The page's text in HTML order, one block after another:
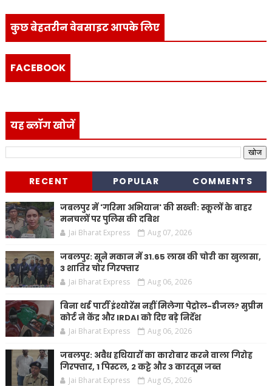
कुछ बेहतरीन वेबसाइट आपके लिए
FACEBOOK
यह ब्लॉग खोजें
RECENT POPULAR COMMENTS
जबलपुर में 'गरिमा अभियान' की सख्ती: स्कूलों के बाहर
मनचलों पर पुलिस की दबिश
Jai Bharat Express Aug 07, 2026
जबलपुर: सूने मकान में 31.65 लाख की चोरी का खुलासा,
3 शातिर चोर गिरफ्तार
Jai Bharat Express Aug 06, 2026
बिना थर्ड पार्टी इंश्योरेंस नहीं मिलेगा पेट्रोल-डीजल? सुप्रीम
कोर्ट ने केंद्र और IRDAI को दिए बड़े निर्देश
Jai Bharat Express Aug 06, 2026
जबलपुर: अवैध हथियारों का कारोबार करने वाला गिरोह
गिरफ्तार, 1 पिस्टल, 2 कट्टे और 3 कारतूस जब्त
Jai Bharat Express Aug 05, 2026